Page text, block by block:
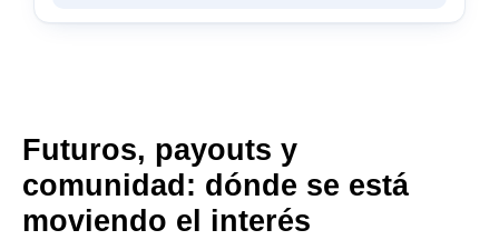
Futuros, payouts y
comunidad: dónde se está
moviendo el interés